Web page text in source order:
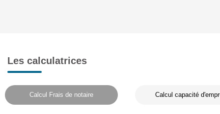
Les calculatrices
Calcul Frais de notaire Calcul capacité